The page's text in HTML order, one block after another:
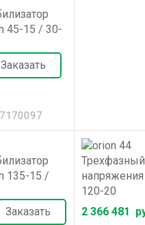
45-15 / 30-
Заказать
135-15 /
Заказать
Трехфазный
120-20
2 366 481